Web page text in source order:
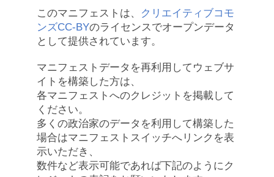
このマニフェストは、
クリエイティブコモ
ンズCC-BYのライセンスでオープンデータ
として提供されています。
マニフェストデータを再利用してウェブサ
イトを構築した方は、
各マニフェストへのクレジットを掲載して
ください。
多くの政治家のデータを利用して構築した
場合はマニフェストスイッチへリンクを表
示いただき、
数件など表示可能であれば下記のようにク